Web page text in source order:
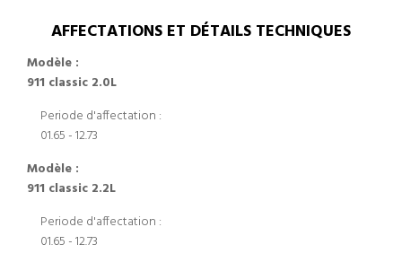
AFFECTATIONS ET DÉTAILS TECHNIQUES
Modèle :
911 classic 2.0L
Periode d'affectation :
01.65 - 12.73
Modèle :
911 classic 2.2L
Periode d'affectation :
01.65 - 12.73